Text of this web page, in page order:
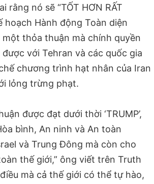
rằng nó sẽ “TỐT HƠN RẤT
hoạch Hành động Toàn diện
một thỏa thuận mà chính quyền
với Tehran và các quốc gia
chương trình hạt nhân của Iran
lỏng trừng phạt.
được đạt dưới thời ‘TRUMP’,
bình, An ninh và An toàn
và Trung Đông mà còn cho
thế giới,” ông viết trên Truth
mà cả thế giới có thể tự hào,